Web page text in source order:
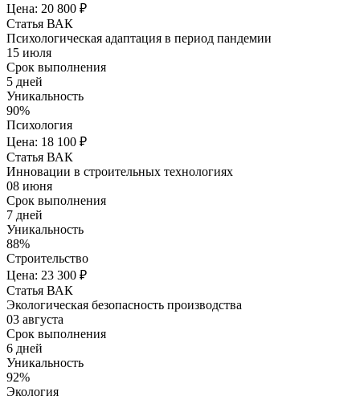
Цена: 20 800 ₽
Статья ВАК
Психологическая адаптация в период пандемии
15 июля
Срок выполнения
5 дней
Уникальность
90%
Психология
Цена: 18 100 ₽
Статья ВАК
Инновации в строительных технологиях
08 июня
Срок выполнения
7 дней
Уникальность
88%
Строительство
Цена: 23 300 ₽
Статья ВАК
Экологическая безопасность производства
03 августа
Срок выполнения
6 дней
Уникальность
92%
Экология